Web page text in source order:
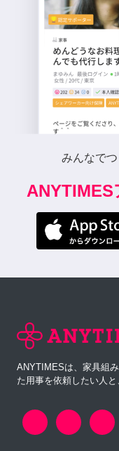
みんなでつ
ANYTIMESは、家具組
た用事を依頼したい人